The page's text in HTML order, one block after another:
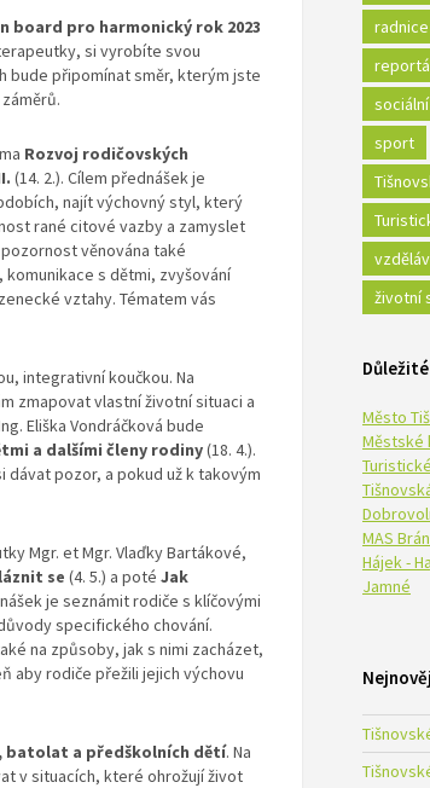
board pro harmonický rok 2023
si vyrobíte svou
bude připomínat směr, kterým jste
Rozvoj rodičovských
(14. 2.). Cílem přednášek je
najít výchovný styl, který
rané citové vazby a zamyslet
věnována také
s dětmi, zvyšování
vztahy. Tématem vás
integrativní koučkou. Na
zmapovat vlastní životní situaci a
Eliška Vondráčková bude
a dalšími členy rodiny(18. 4.).
dávat pozor, a pokud už k takovým
Mgr. et Mgr. Vlaďky Bartákové,
se (4. 5.) a poté Jak
je seznámit rodiče s klíčovými
specifického chování.
na způsoby, jak s nimi zacházet,
aby rodiče přežili jejich výchovu
batolat a předškolních dětí. Na
v situacích, které ohrožují život
sport
životní
Město
Městské
MAS
Hájek -
Jamné